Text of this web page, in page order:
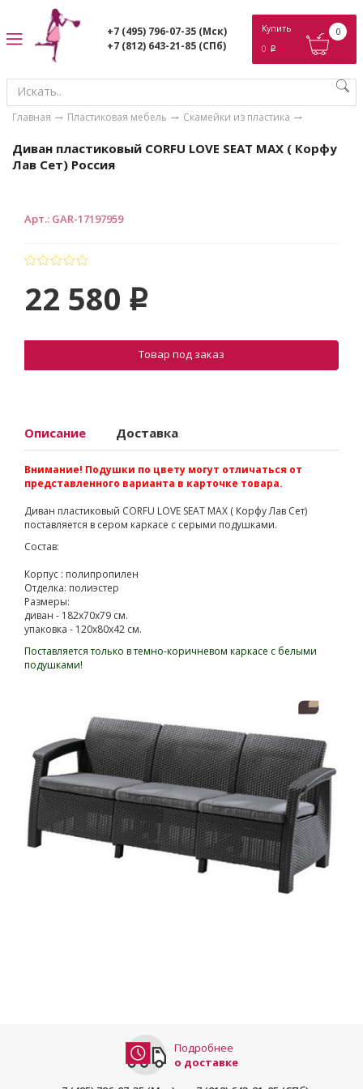
+7 (495) 796-07-35 (Мск)
+7 (812) 643-21-85 (СПб)
Купить
0 p
0
Главная Пластиковая мебель Скамейки из пластика
Диван пластиковый CORFU LOVE SEAT MAX ( Корфу
Лав Сет) Россия
Арт.: GAR-17197959
22 580 p
Товар под заказ
Описание Доставка
Внимание! Подушки по цвету могут отличаться от
представленного варианта в карточке товара.
Диван пластиковый CORFU LOVE SEAT MAX ( Корфу Лав Сет)
поставляется в сером каркасе с серыми подушками.
Состав:
Корпус : полипропилен
Отделка: полиэстер
Размеры:
диван - 182х70х79 см.
упаковка - 120x80x42 см.
Поставляется только в темно-коричневом каркасе с белыми
подушками!
Подробнее
о доставке